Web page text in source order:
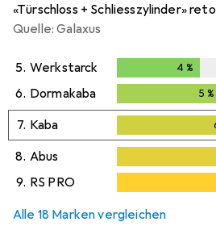
«Türschloss + Schliesszylinder»
Quelle: Galaxus
5. Werkstarck 4 %
6. Dormakaba 5 %
7. Kaba
8. Abus
9. RS PRO
Alle 18 Marken vergleichen